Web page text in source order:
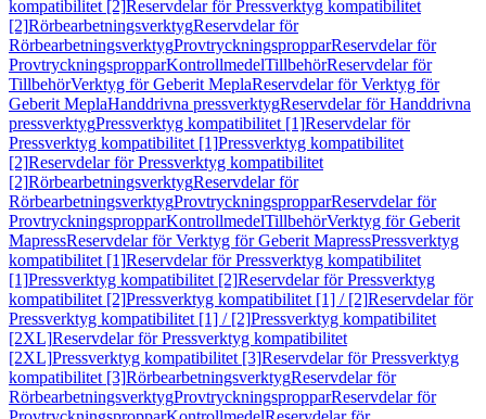
kompatibilitet [2]Reservdelar för Pressverktyg kompatibilitet
[2]RörbearbetningsverktygReservdelar för
RörbearbetningsverktygProvtryckningspropparReservdelar för
ProvtryckningspropparKontrollmedelTillbehörReservdelar för
TillbehörVerktyg för Geberit MeplaReservdelar för Verktyg för
Geberit MeplaHanddrivna pressverktygReservdelar för Handdrivna
pressverktygPressverktyg kompatibilitet [1]Reservdelar för
Pressverktyg kompatibilitet [1]Pressverktyg kompatibilitet
[2]Reservdelar för Pressverktyg kompatibilitet
[2]RörbearbetningsverktygReservdelar för
RörbearbetningsverktygProvtryckningspropparReservdelar för
ProvtryckningspropparKontrollmedelTillbehörVerktyg för Geberit
MapressReservdelar för Verktyg för Geberit MapressPressverktyg
kompatibilitet [1]Reservdelar för Pressverktyg kompatibilitet
[1]Pressverktyg kompatibilitet [2]Reservdelar för Pressverktyg
kompatibilitet [2]Pressverktyg kompatibilitet [1] / [2]Reservdelar för
Pressverktyg kompatibilitet [1] / [2]Pressverktyg kompatibilitet
[2XL]Reservdelar för Pressverktyg kompatibilitet
[2XL]Pressverktyg kompatibilitet [3]Reservdelar för Pressverktyg
kompatibilitet [3]RörbearbetningsverktygReservdelar för
RörbearbetningsverktygProvtryckningspropparReservdelar för